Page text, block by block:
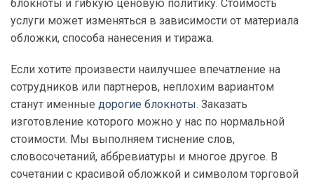
блокноты и гибкую ценовую политику. Стоимость
услуги может изменяться в зависимости от материала
обложки, способа нанесения и тиража.
Если хотите произвести наилучшее впечатление на
сотрудников или партнеров, неплохим вариантом
станут именные дорогие блокноты. Заказать
изготовление которого можно у нас по нормальной
стоимости. Мы выполняем тиснение слов,
словосочетаний, аббревиатуры и многое другое. В
сочетании с красивой обложкой и символом торговой